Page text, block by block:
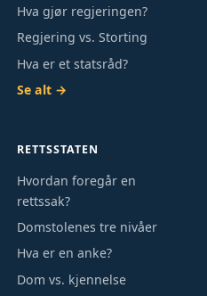
Hva gjør regjeringen?
Regjering vs. Storting
Hva er et statsråd?
Se alt →
RETTSSTATEN
Hvordan foregår en
rettssak?
Domstolenes tre nivåer
Hva er en anke?
Dom vs. kjennelse